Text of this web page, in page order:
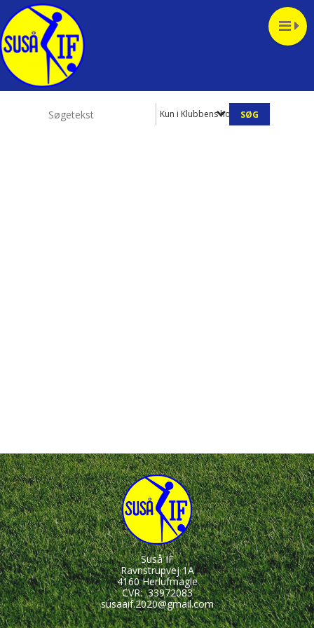
Kun i Klubbens hold
Suså IF
Ravnstrupvej 1A
4160 Herlufmagle
CVR:33972083
susaaif.2020@gmail.com